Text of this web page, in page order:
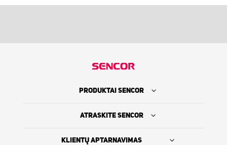
PRODUKTAI SENCOR
ATRASKITE SENCOR
KLIENTŲ APTARNAVIMAS